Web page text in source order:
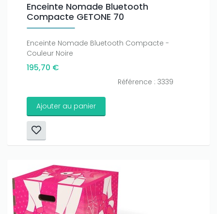
Enceinte Nomade Bluetooth
Compacte GETONE 70
Enceinte Nomade Bluetooth Compacte -
Couleur Noire
195,70 €
Référence : 3339
Ajouter au panier